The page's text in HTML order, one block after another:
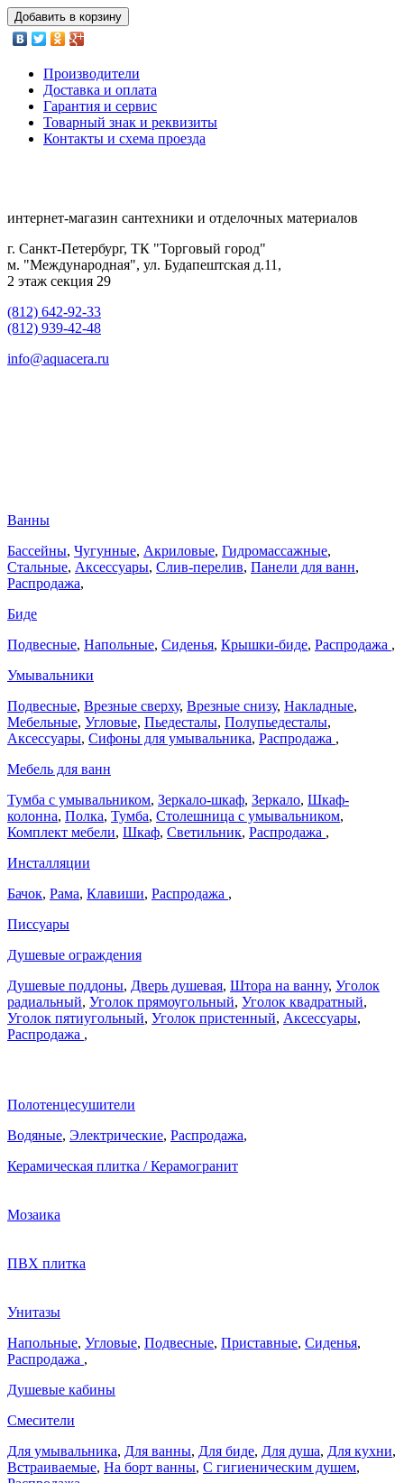
Добавить в корзину
Производители
Доставка и оплата
Гарантия и сервис
Товарный знак и реквизиты
Контакты и схема проезда
интернет-магазин сантехники и отделочных материалов
г. Санкт-Петербург, ТК "Торговый город"
м. "Международная", ул. Будапештская д.11,
2 этаж секция 29
(812) 642-92-33
(812) 939-42-48
info@aquacera.ru
Ванны
Бассейны, Чугунные, Акриловые, Гидромассажные,
Стальные, Аксессуары, Слив-перелив, Панели для ванн,
Распродажа,
Биде
Подвесные, Напольные, Сиденья, Крышки-биде, Распродажа ,
Умывальники
Подвесные, Врезные сверху, Врезные снизу, Накладные,
Мебельные, Угловые, Пьедесталы, Полупьедесталы,
Аксессуары, Сифоны для умывальника, Распродажа ,
Мебель для ванн
Тумба с умывальником, Зеркало-шкаф, Зеркало, Шкаф-
колонна, Полка, Тумба, Столешница с умывальником,
Комплект мебели, Шкаф, Светильник, Распродажа ,
Инсталляции
Бачок, Рама, Клавиши, Распродажа ,
Писсуары
Душевые ограждения
Душевые поддоны, Дверь душевая, Штора на ванну, Уголок
радиальный, Уголок прямоугольный, Уголок квадратный,
Уголок пятиугольный, Уголок пристенный, Аксессуары,
Распродажа ,
Полотенцесушители
Водяные, Электрические, Распродажа,
Керамическая плитка / Керамогранит
Мозаика
ПВХ плитка
Унитазы
Напольные, Угловые, Подвесные, Приставные, Сиденья,
Распродажа ,
Душевые кабины
Смесители
Для умывальника, Для ванны, Для биде, Для душа, Для кухни,
Встраиваемые, На борт ванны, C гигиеническим душем,